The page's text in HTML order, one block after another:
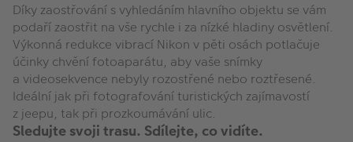
Díky zaostřování s vyhledáním hlavního objektu se vám
podaří zaostřit na vše rychle i za nízké hladiny osvětlení.
Výkonná redukce vibrací Nikon v pěti osách potlačuje
účinky chvění fotoaparátu, aby vaše snímky
a videosekvence nebyly rozostřené nebo roztřesené.
Ideální jak při fotografování turistických zajímavostí
z jeepu, tak při prozkoumávání ulic.
Sledujte svoji trasu. Sdílejte, co vidíte.